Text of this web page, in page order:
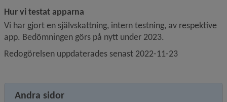
Hur vi testat apparna
Vi har gjort en självskattning, intern testning, av respektive
app. Bedömningen görs på nytt under 2023.
Redogörelsen uppdaterades senast 2022-11-23
Andra sidor